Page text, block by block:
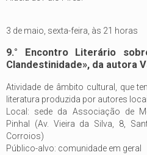
3 de maio, sexta-feira, às 21 horas
9.° Encontro Literário
Clandestinidade», da autora
Atividade de âmbito cultural, que
literatura produzida por autores
Local: sede da Associação de
Pinhal (Av. Vieira da Silva, 8,
Corroios)
Público-alvo: comunidade em geral